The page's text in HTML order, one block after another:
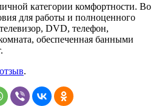
категории комфортности. Во
для работы и полноценного
DVD, телефон,
обеспеченная банными
.